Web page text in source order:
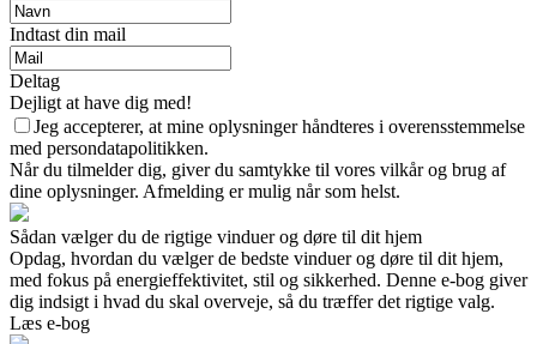
Indtast din mail
Deltag
Dejligt at have dig med!
Jeg accepterer, at mine oplysninger håndteres i overensstemmelse
med persondatapolitikken.
Når du tilmelder dig, giver du samtykke til vores vilkår og brug af
dine oplysninger. Afmelding er mulig når som helst.
Sådan vælger du de rigtige vinduer og døre til dit hjem
Opdag, hvordan du vælger de bedste vinduer og døre til dit hjem,
med fokus på energieffektivitet, stil og sikkerhed. Denne e-bog giver
dig indsigt i hvad du skal overveje, så du træffer det rigtige valg.
Læs e-bog